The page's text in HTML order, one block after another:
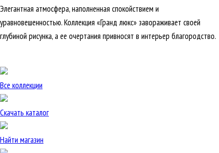
Элегантная атмосфера, наполненная спокойствием и
уравновешенностью. Коллекция «Гранд люкс» завораживает своей
глубиной рисунка, а ее очертания привносят в интерьер благородство.
Все коллекции
Скачать каталог
Найти магазин